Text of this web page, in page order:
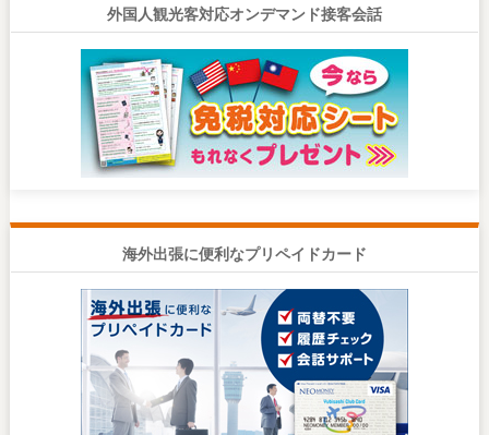
外国人観光客対応オンデマンド接客会話
海外出張に便利なプリペイドカード